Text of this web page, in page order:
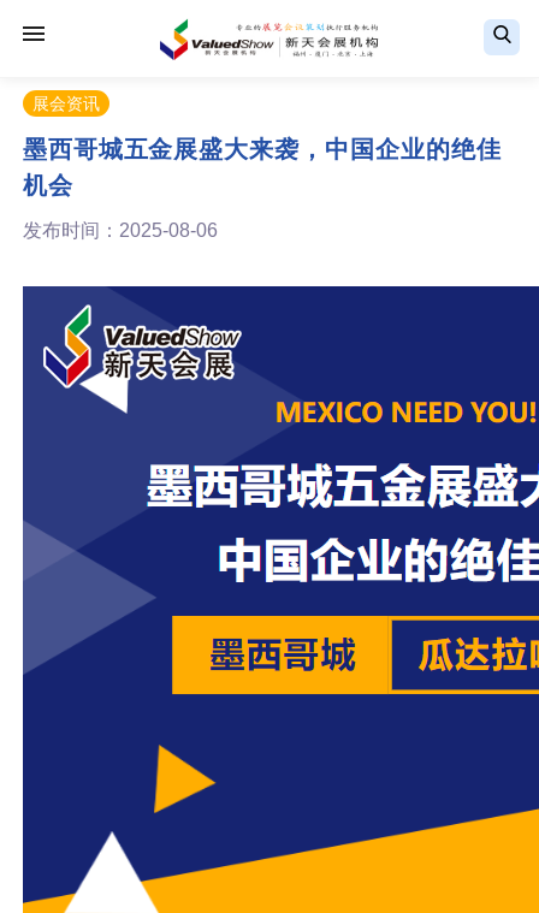
展会资讯
墨西哥城五金展盛大来袭，中国企业的绝佳
机会
发布时间：2025-08-06